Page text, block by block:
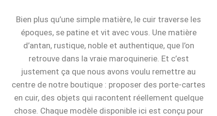
Bien plus qu’une simple matière, le cuir traverse les
époques, se patine et vit avec vous. Une matière
d’antan, rustique, noble et authentique, que l’on
retrouve dans la vraie maroquinerie. Et c’est
justement ça que nous avons voulu remettre au
centre de notre boutique : proposer des porte-cartes
en cuir, des objets qui racontent réellement quelque
chose. Chaque modèle disponible ici est conçu pour